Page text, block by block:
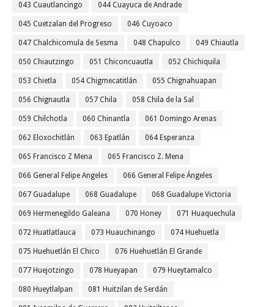
043 Cuautlancingo 044 Cuayuca de Andrade
045 Cuetzalan del Progreso 046 Cuyoaco
047 Chalchicomula de Sesma 048 Chapulco 049 Chiautla
050 Chiautzingo 051 Chiconcuautla 052 Chichiquila
053 Chietla 054 Chigmecatitlán 055 Chignahuapan
056 Chignautla 057 Chila 058 Chila de la Sal
059 Chilchotla 060 Chinantla 061 Domingo Arenas
062 Eloxochitlán 063 Epatlán 064 Esperanza
065 Francisco Z Mena 065 Francisco Z. Mena
066 General Felipe Angeles 066 General Felipe Ángeles
067 Guadalupe 068 Guadalupe 068 Guadalupe Victoria
069 Hermenegildo Galeana 070 Honey 071 Huaquechula
072 Huatlatlauca 073 Huauchinango 074 Huehuetla
075 Huehuetlán El Chico 076 Huehuetlán El Grande
077 Huejotzingo 078 Hueyapan 079 Hueytamalco
080 Hueytlalpan 081 Huitzilan de Serdán